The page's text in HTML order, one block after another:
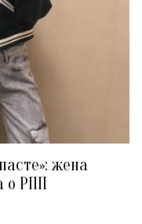
жена
о РПП